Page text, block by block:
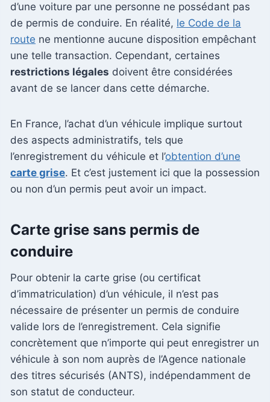
d’une voiture par une personne ne possédant pas
de permis de conduire. En réalité, le Code de la
route ne mentionne aucune disposition empêchant
une telle transaction. Cependant, certaines
restrictions légales doivent être considérées
avant de se lancer dans cette démarche.
En France, l’achat d’un véhicule implique surtout
des aspects administratifs, tels que
l’enregistrement du véhicule et l’obtention d’une
carte grise. Et c’est justement ici que la possession
ou non d’un permis peut avoir un impact.
Carte grise sans permis de
conduire
Pour obtenir la carte grise (ou certificat
d’immatriculation) d’un véhicule, il n’est pas
nécessaire de présenter un permis de conduire
valide lors de l’enregistrement. Cela signifie
concrètement que n’importe qui peut enregistrer un
véhicule à son nom auprès de l’Agence nationale
des titres sécurisés (ANTS), indépendamment de
son statut de conducteur.